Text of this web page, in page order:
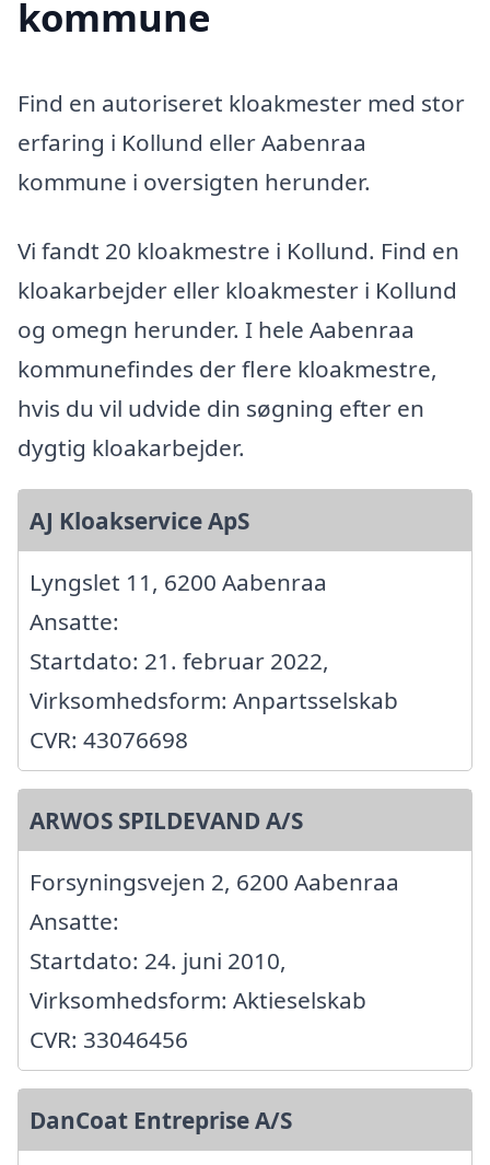
kommune
Find en autoriseret kloakmester med stor
erfaring i Kollund eller Aabenraa
kommune i oversigten herunder.
Vi fandt 20 kloakmestre i Kollund. Find en
kloakarbejder eller kloakmester i Kollund
og omegn herunder. I hele Aabenraa
kommunefindes der flere kloakmestre,
hvis du vil udvide din søgning efter en
dygtig kloakarbejder.
AJ Kloakservice ApS
Lyngslet 11, 6200 Aabenraa
Ansatte:
Startdato: 21. februar 2022,
Virksomhedsform: Anpartsselskab
CVR: 43076698
ARWOS SPILDEVAND A/S
Forsyningsvejen 2, 6200 Aabenraa
Ansatte:
Startdato: 24. juni 2010,
Virksomhedsform: Aktieselskab
CVR: 33046456
DanCoat Entreprise A/S